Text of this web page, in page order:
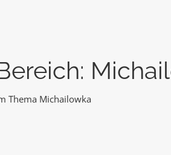
Thema Michailowka